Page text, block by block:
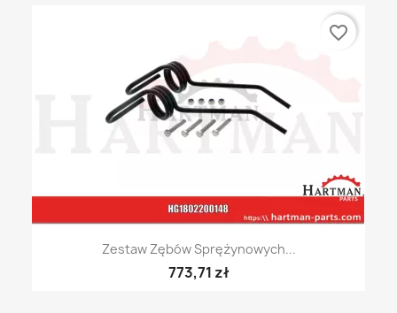
Zestaw Zębów Sprężynowych...
773,71 zł
favorite_border